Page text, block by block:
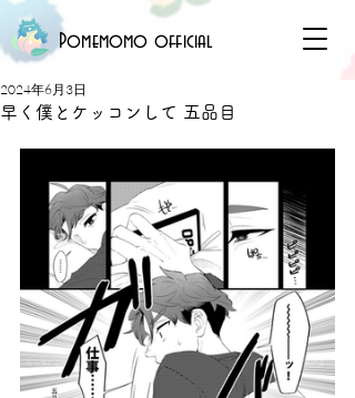
Pomemomo official
早く僕とケッコンして 五品目
2024年6月3日